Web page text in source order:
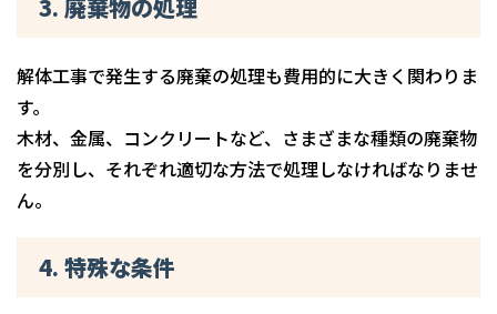
3. 廃棄物の処理
解体工事で発生する廃棄の処理も費用的に大きく関わりま
す。
木材、金属、コンクリートなど、さまざまな種類の廃棄物
を分別し、それぞれ適切な方法で処理しなければなりませ
ん。
4. 特殊な条件